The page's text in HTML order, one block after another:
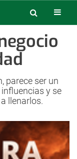
parece ser un
y se
llenarlos.